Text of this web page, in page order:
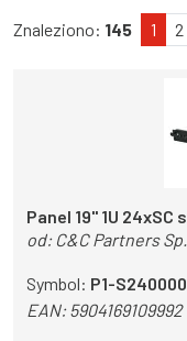
Znaleziono: 145 1 2
Panel 19" 1U 24xSC
od: C&C Partners Sp.
Symbol: P1-
EAN:5904169109992